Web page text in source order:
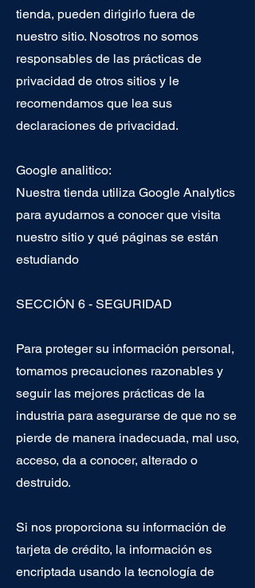
tienda, pueden dirigirlo fuera de
nuestro sitio. Nosotros no somos
responsables de las prácticas de
privacidad de otros sitios y le
recomendamos que lea sus
declaraciones de privacidad.
Google analitico:
Nuestra tienda utiliza Google Analytics
para ayudarnos a conocer que visita
nuestro sitio y qué páginas se están
estudiando
SECCIÓN 6 - SEGURIDAD
Para proteger su información personal,
tomamos precauciones razonables y
seguir las mejores prácticas de la
industria para asegurarse de que no se
pierde de manera inadecuada, mal uso,
acceso, da a conocer, alterado o
destruido.
Si nos proporciona su información de
tarjeta de crédito, la información es
encriptada usando la tecnología de